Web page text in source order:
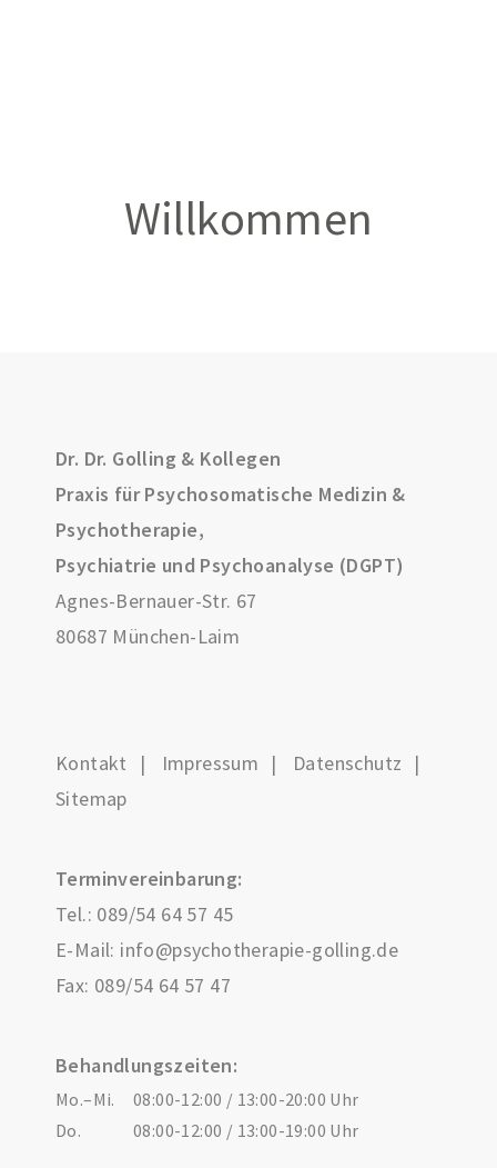
Willkommen
Dr. Dr. Golling & Kollegen
Praxis für Psychosomatische Medizin &
Psychotherapie,
Psychiatrie und Psychoanalyse (DGPT)
Agnes-Bernauer-Str. 67
80687 München-Laim
Kontakt Impressum
Datenschutz
Sitemap
Terminvereinbarung:
Tel.: 089/54 64 57 45
E-Mail: info@psychotherapie-golling.de
Fax: 089/54 64 57 47
Behandlungszeiten:
Mo.–Mi.
08:00-12:00 / 13:00-20:00 Uhr
Do.
08:00-12:00 / 13:00-19:00 Uhr